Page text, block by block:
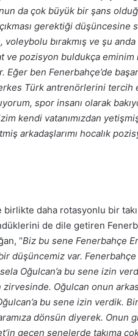
da çok büyük bir şans
gerektiği düşüncesine
bırakmış ve şu
ve pozisyon buldukça
Eğer ben Fenerbahçe’de
Türk antrenörlerini tercih
spor insanı olarak
kendi vatanımızdan
arkadaşlarımı hocalık
daha rotasyonlu bir
de dile getiren
“Biz bu sene Fenerbahçe
düşüncemiz var. Fenerbahçe
Oğulcan’a bu sene izin
zirvesinde. Oğulcan onun
bu sene izin verdik.
dönsün diyerek. Onun
geçen senelerde takıma